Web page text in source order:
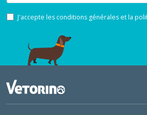
J'accepte les conditions générales et la